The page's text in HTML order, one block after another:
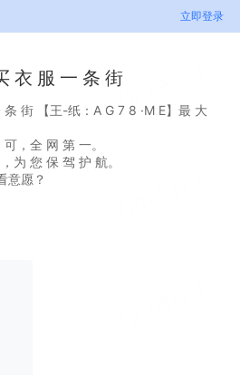
立即登录
衣 服 一 条 街
街 【王-纸：A G 7 8 ·M E】最 大
，全 网 第 一。
为 您 保 驾 护 航。
意愿？